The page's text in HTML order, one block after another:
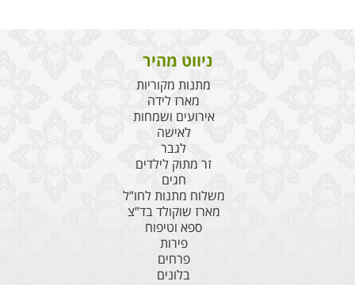
ניווט מהיר
מתנות מקוריות
מארז לידה
אירועים ושמחות
לאישה
לגבר
זר מתוק לילדים
חגים
משלוח מתנות לחו”ל
מארז שוקולד בד”צ
ספא וטיפוח
פירות
פרחים
בלונים